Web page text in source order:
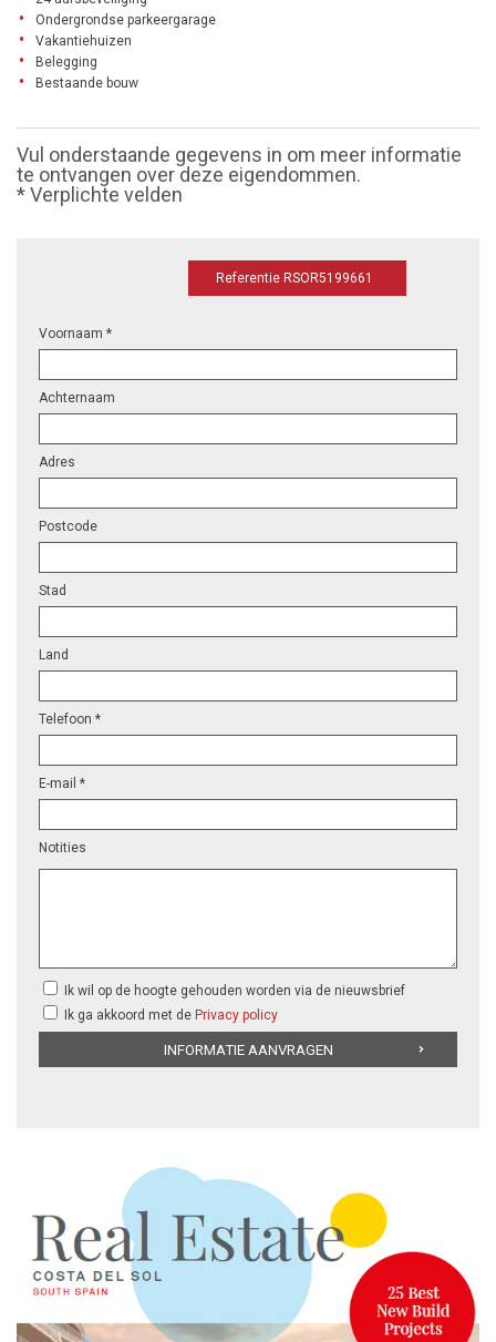
Ondergrondse parkeergarage
Vakantiehuizen
Belegging
Bestaande bouw
Vul onderstaande gegevens in om meer informatie
te ontvangen over deze eigendommen.
* Verplichte velden
Referentie RSOR5199661
Voornaam *
Achternaam
Adres
Postcode
Stad
Land
Telefoon *
E-mail *
Notities
Ik wil op de hoogte gehouden worden via de nieuwsbrief
Ik ga akkoord met de Privacy policy